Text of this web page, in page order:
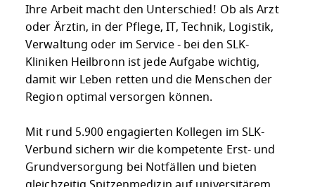
Ihre Arbeit macht den Unterschied! Ob als Arzt
oder Ärztin, in der Pflege, IT, Technik, Logistik,
Verwaltung oder im Service - bei den SLK-
Kliniken Heilbronn ist jede Aufgabe wichtig,
damit wir Leben retten und die Menschen der
Region optimal versorgen können.
Mit rund 5.900 engagierten Kollegen im SLK-
Verbund sichern wir die kompetente Erst- und
Grundversorgung bei Notfällen und bieten